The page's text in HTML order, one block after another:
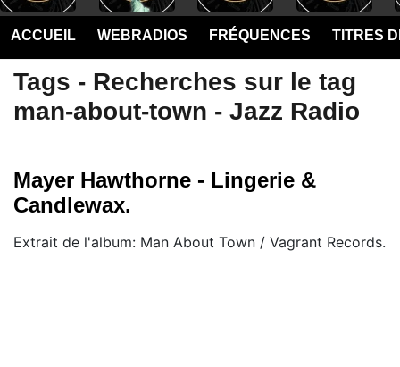
ACCUEIL WEBRADIOS FRÉQUENCES TITRES
Tags - Recherches sur le tag
man-about-town - Jazz Radio
Mayer Hawthorne - Lingerie &
Candlewax.
Extrait de l'album: Man About Town / Vagrant Records.